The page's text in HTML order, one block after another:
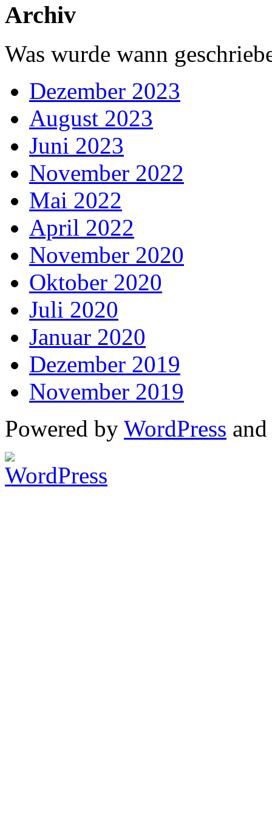
Archiv
Was wurde wann
Dezember 2023
August 2023
Juni 2023
November 2022
Mai 2022
April 2022
November 2020
Oktober 2020
Juli 2020
Januar 2020
Dezember 2019
November 2019
Powered by WordPress